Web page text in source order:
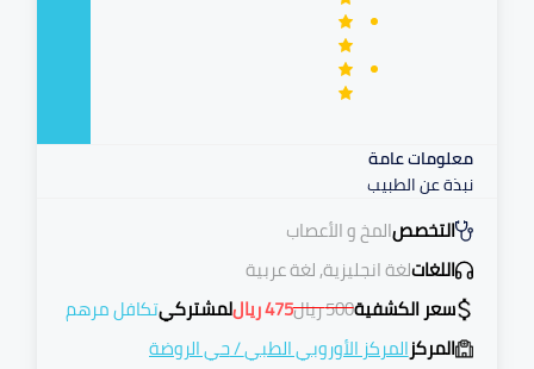
معلومات عامة
نبذة عن الطبيب
التخصصالمخ و الأعصاب
اللغاتلغة انجليزية, لغة عربية
سعر الكشفية500ريال475رياللمشتركيتكافل مرهم
المركزالمركز الأوروبي الطبي/حي الروضة